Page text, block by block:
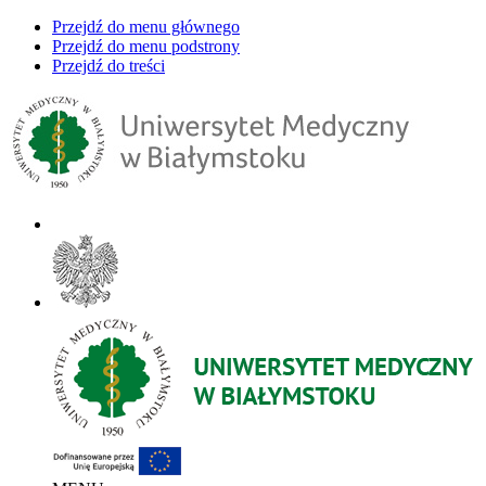
Przejdź do menu głównego
Przejdź do menu podstrony
Przejdź do treści